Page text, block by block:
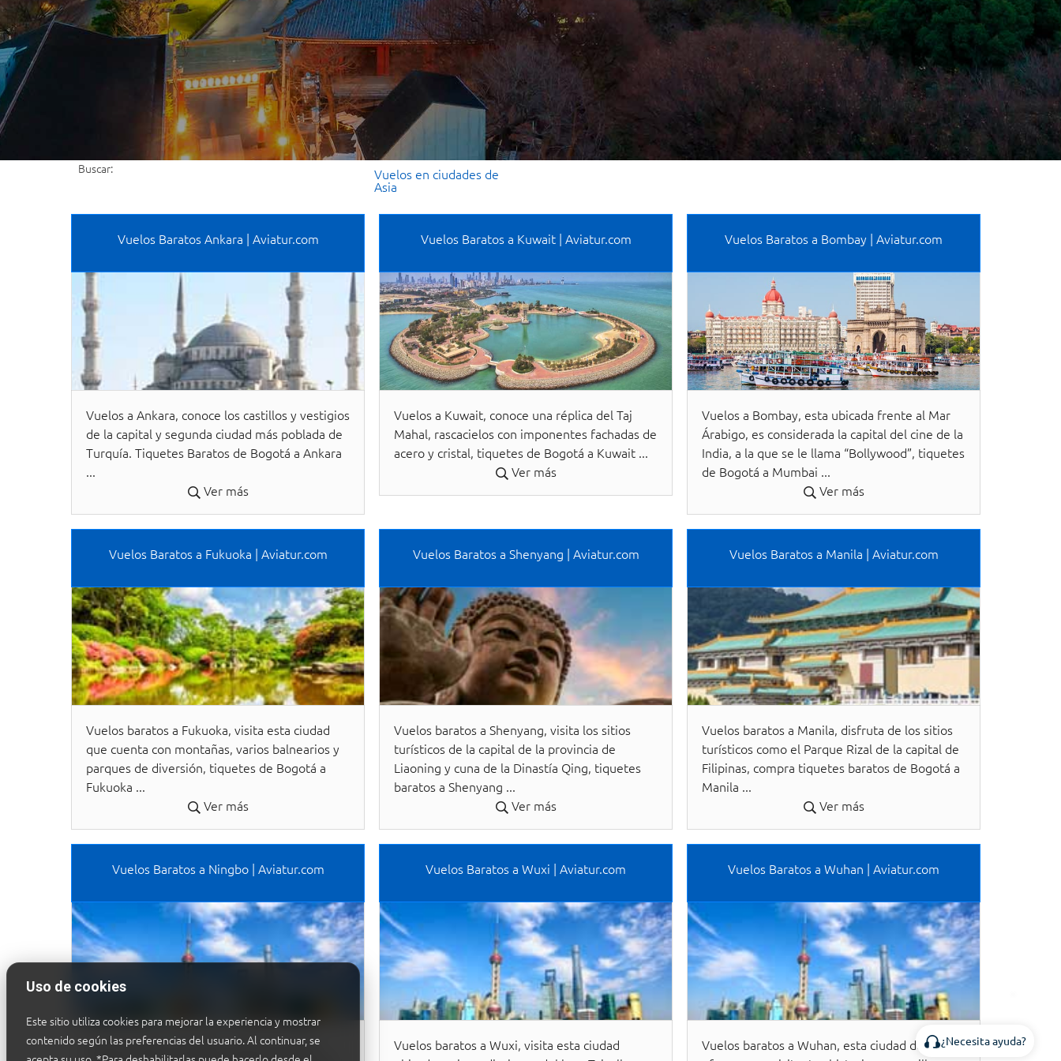
Buscar: Vuelos en ciudades de
Asia
Vuelos Baratos Ankara | Aviatur.com
Vuelos a Ankara, conoce los castillos y vestigios
de la capital y segunda ciudad más poblada de
Turquía. Tiquetes Baratos de Bogotá a Ankara
...
Ver más
Vuelos Baratos a Kuwait | Aviatur.com
Vuelos a Kuwait, conoce una réplica del Taj
Mahal, rascacielos con imponentes fachadas de
acero y cristal, tiquetes de Bogotá a Kuwait ...
Ver más
Vuelos Baratos a Bombay | Aviatur.com
Vuelos a Bombay, esta ubicada frente al Mar
Árabigo, es considerada la capital del cine de la
India, a la que se le llama “Bollywood”, tiquetes
de Bogotá a Mumbai ...
Ver más
Vuelos Baratos a Fukuoka | Aviatur.com
Vuelos baratos a Fukuoka, visita esta ciudad
que cuenta con montañas, varios balnearios y
parques de diversión, tiquetes de Bogotá a
Fukuoka ...
Ver más
Vuelos Baratos a Shenyang | Aviatur.com
Vuelos baratos a Shenyang, visita los sitios
turísticos de la capital de la provincia de
Liaoning y cuna de la Dinastía Qing, tiquetes
baratos a Shenyang ...
Ver más
Vuelos Baratos a Manila | Aviatur.com
Vuelos baratos a Manila, disfruta de los sitios
turísticos como el Parque Rizal de la capital de
Filipinas, compra tiquetes baratos de Bogotá a
Manila ...
Ver más
Vuelos Baratos a Ningbo | Aviatur.com
Vuelos baratos a Ningbo, conoce los sitios
Vuelos Baratos a Wuxi | Aviatur.com
Vuelos baratos a Wuxi, visita esta ciudad
Vuelos Baratos a Wuhan | Aviatur.com
Vuelos baratos a Wuhan, esta ciudad de China¿Necesita ayuda?
Uso de cookies
Este sitio utiliza cookies para mejorar la experiencia y mostrar
contenido según las preferencias del usuario. Al continuar, se